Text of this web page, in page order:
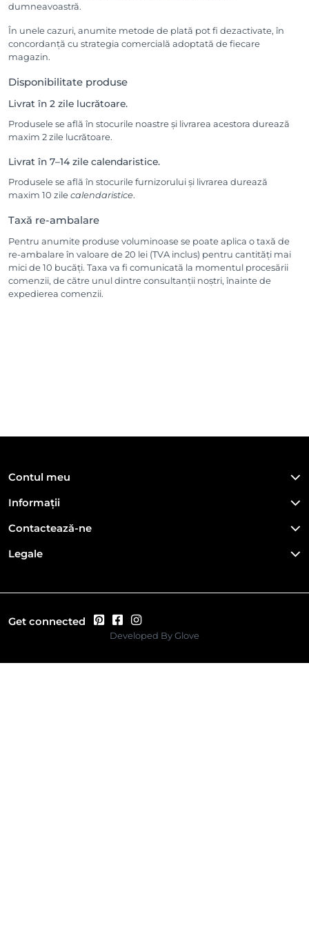
dumneavoastră.
În unele cazuri, anumite metode de plată pot fi dezactivate, în
concordanță cu strategia comercială adoptată de fiecare
magazin.
Disponibilitate produse
Livrat în 2 zile lucrătoare.
Produsele se află în stocurile noastre și livrarea acestora durează
maxim 2 zile lucrătoare.
Livrat în 7–14 zile calendaristice.
Produsele se află în stocurile furnizorului și livrarea durează
maxim 10 zile calendaristice.
Taxă re-ambalare
Pentru anumite produse voluminoase se poate aplica o taxă de
re-ambalare în valoare de 20 lei (TVA inclus) pentru cantități mai
mici de 10 bucăți. Taxa va fi comunicată la momentul procesării
comenzii, de către unul dintre consultanții noștri, înainte de
expedierea comenzii.
Contul meu
Informații
Contactează-ne
Legale
Get connected
Developed By Glove